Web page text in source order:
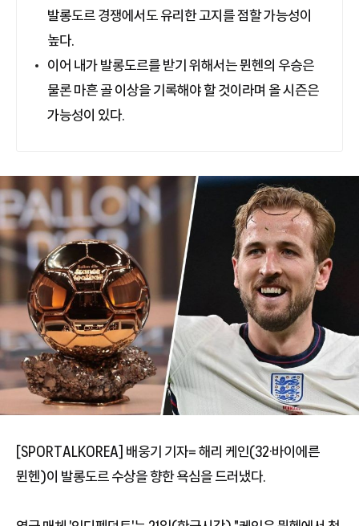
발롱도르 경쟁에서도 유리한 고지를 점할 가능성이
높다.
이어 내가 발롱도르를 받기 위해서는 뮌헨의 우승은
물론 마흔 골 이상을 기록해야 할 것이라며 올 시즌은
가능성이 있다.
[SPORTALKOREA] 배웅기 기자= 해리 케인(32·바이에른
뮌헨)이 발롱도르 수상을 향한 욕심을 드러냈다.